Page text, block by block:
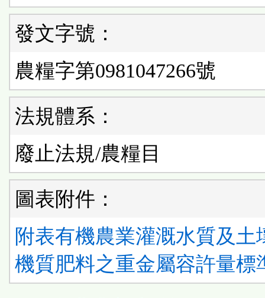
發文字號：
農糧字第0981047266號
法規體系：
廢止法規/農糧目
圖表附件：
附表有機農業灌溉水質及土
機質肥料之重金屬容許量標